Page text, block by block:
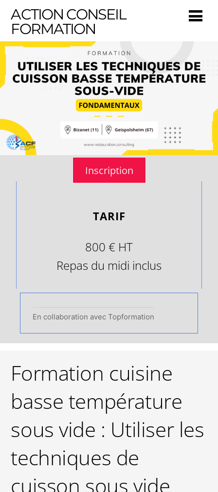
ACTION CONSEIL
FORMATION
Inscription
TARIF
800 € HT
Repas du midi inclus
En collaboration avec Topformation
Formation cuisine
basse température
sous vide : Utiliser les
techniques de
cuisson sous vide